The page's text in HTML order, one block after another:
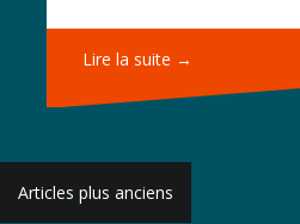
Lire la suite →
Navigation
Articles plus anciens